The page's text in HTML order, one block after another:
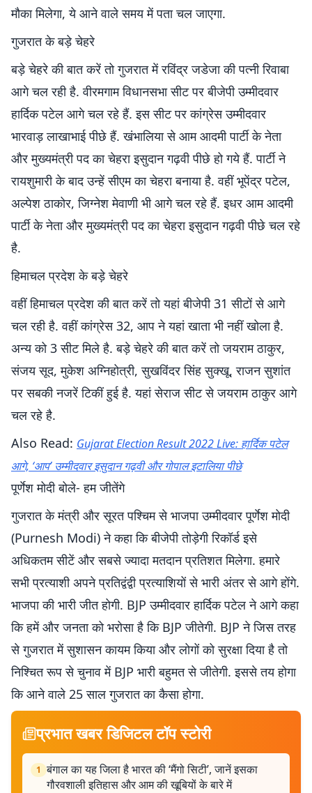
मौका मिलेगा, ये आने वाले समय में पता चल जाएगा.
गुजरात के बड़े चेहरे
बड़े चेहरे की बात करें तो गुजरात में रविंद्र जडेजा की पत्नी रिवाबा
आगे चल रही है. वीरमगाम विधानसभा सीट पर बीजेपी उम्मीदवार
हार्दिक पटेल आगे चल रहे हैं. इस सीट पर कांग्रेस उम्मीदवार
भारवाड़ लाखाभाई पीछे हैं. खंभालिया से आम आदमी पार्टी के नेता
और मुख्यमंत्री पद का चेहरा इसुदान गढ़वी पीछे हो गये हैं. पार्टी ने
रायशुमारी के बाद उन्हें सीएम का चेहरा बनाया है. वहीं भूपेंद्र पटेल,
अल्पेश ठाकोर, जिग्नेश मेवाणी भी आगे चल रहे हैं. इधर आम आदमी
पार्टी के नेता और मुख्यमंत्री पद का चेहरा इसुदान गढ़वी पीछे चल रहे
है.
हिमाचल प्रदेश के बड़े चेहरे
वहीं हिमाचल प्रदेश की बात करें तो यहां बीजेपी 31 सीटों से आगे
चल रही है. वहीं कांग्रेस 32, आप ने यहां खाता भी नहीं खोला है.
अन्य को 3 सीट मिले है. बड़े चेहरे की बात करें तो जयराम ठाकुर,
संजय सूद, मुकेश अग्निहोत्री, सुखविंदर सिंह सुक्खू, राजन सुशांत
पर सबकी नजरें टिकीं हुई है. यहां सेराज सीट से जयराम ठाकुर आगे
चल रहे है.
Also Read: Gujarat Election Result 2022 Live: हार्दिक पटेल
आगे, ‘आप’ उम्मीदवार इसुदान गढ़वी और गोपाल इटालिया पीछे
पूर्णेश मोदी बोले- हम जीतेंगे
गुजरात के मंत्री और सूरत पश्चिम से भाजपा उम्मीदवार पूर्णेश मोदी
(Purnesh Modi) ने कहा कि बीजेपी तोड़ेगी रिकॉर्ड इसे
अधिकतम सीटें और सबसे ज्यादा मतदान प्रतिशत मिलेगा. हमारे
सभी प्रत्याशी अपने प्रतिद्वंद्वी प्रत्याशियों से भारी अंतर से आगे होंगे.
भाजपा की भारी जीत होगी. BJP उम्मीदवार हार्दिक पटेल ने आगे कहा
कि हमें और जनता को भरोसा है कि BJP जीतेगी. BJP ने जिस तरह
से गुजरात में सुशासन कायम किया और लोगों को सुरक्षा दिया है तो
निश्चित रूप से चुनाव में BJP भारी बहुमत से जीतेगी. इससे तय होगा
कि आने वाले 25 साल गुजरात का कैसा होगा.
प्रभात खबर डिजिटल टॉप स्टोरी
1 बंगाल का यह जिला है भारत की ‘मैंगो सिटी’, जानें इसका
गौरवशाली इतिहास और आम की खूबियों के बारे में